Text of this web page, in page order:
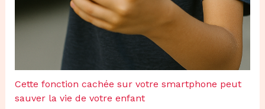
Cette fonction cachée sur votre smartphone peut
sauver la vie de votre enfant